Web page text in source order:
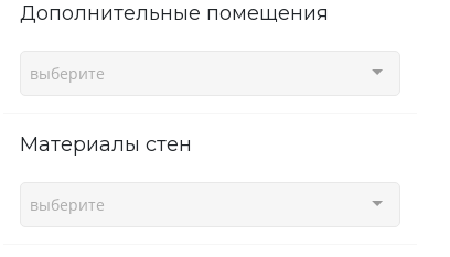
Дополнительные помещения
выберите
Материалы стен
выберите